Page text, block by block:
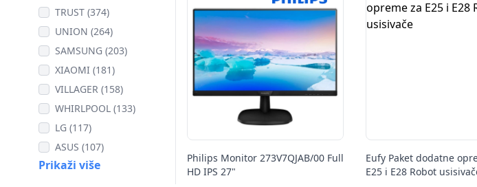
TRUST (374)
UNION (264)
SAMSUNG (203)
XIAOMI (181)
VILLAGER (158)
WHIRLPOOL (133)
LG (117)
ASUS (107)
Prikaži više
Philips Monitor 273V7QJAB/00 Full
HD IPS 27"
Eufy Paket dodatne
E25 i E28 Robot